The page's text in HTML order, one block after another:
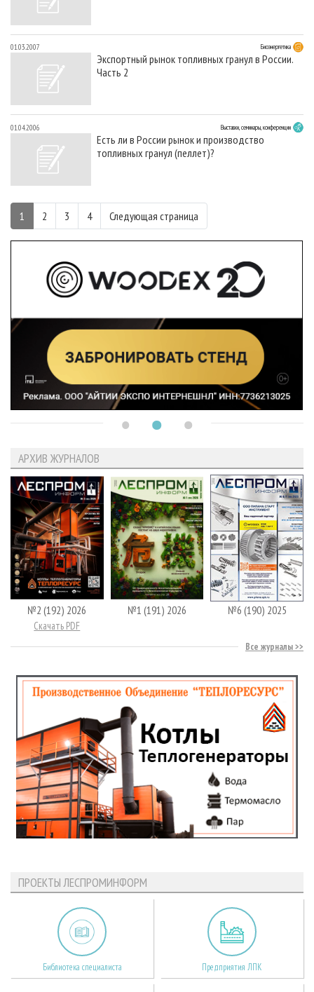
01.03.2007 Биоэнергетика
Экспортный рынок топливных гранул в России.
Часть 2
01.04.2006 Выставки, семинары, конференции
Есть ли в России рынок и производство
топливных гранул (пеллет)?
1 2 3 4 Следующая страница
АРХИВ ЖУРНАЛОВ
№2 (192) 2026
Скачать PDF
№1 (191) 2026 №6 (190) 2025
Все журналы
ПРОЕКТЫ ЛЕСПРОМИНФОРМ
Библиотека специалиста Предприятия ЛПК